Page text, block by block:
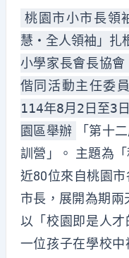
桃園市小市長領
慧・全人領袖」扎
小學家長會長協
偕同活動主任委
114年8月2日至3
園區舉辦
「第十
訓營」。 主題為
近80位來自桃園
市長，展開為期兩
以「校園即是人
一位孩子在學校